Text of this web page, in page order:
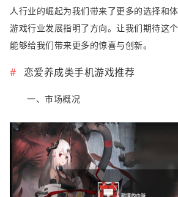
人行业的崛起为我们带来了更多的选择和
游戏行业发展指明了方向。让我们期待这
能够给我们带来更多的惊喜与创新。
恋爱养成类手机游戏推荐
一、市场概况